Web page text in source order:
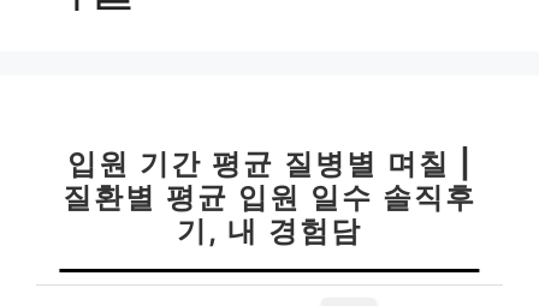
입원 기간 평균 질병별 며칠 |
질환별 평균 입원 일수 솔직후
기, 내 경험담